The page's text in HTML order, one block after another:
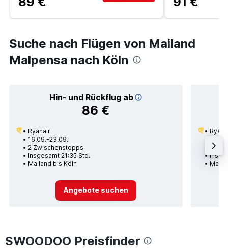
Suche nach Flügen von Mailand
Malpensa nach Köln
Hin- und Rückflug ab
86 €
Ryanair
16.09.-23.09.
2 Zwischenstopps
Insgesamt 21:35 Std.
Mailand bis Köln
Angebote suchen
1
SWOODOO Preisfinder